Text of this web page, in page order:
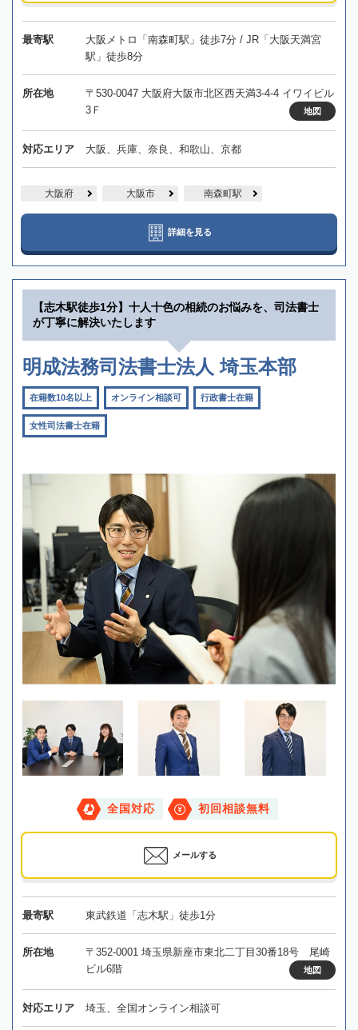
最寄駅
大阪メトロ「南森町駅」徒歩7分 / JR「大阪天満宮
駅」徒歩8分
所在地
〒530-0047 大阪府大阪市北区西天満3-4-4 イワイビル
3Ｆ
地図
対応エリア 大阪、兵庫、奈良、和歌山、京都
大阪府 大阪市 南森町駅
詳細を見る
【志木駅徒歩1分】十人十色の相続のお悩みを、司法書士
が丁寧に解決いたします
明成法務司法書士法人 埼玉本部
在籍数10名以上 オンライン相談可 行政書士在籍
女性司法書士在籍
全国対応 初回相談無料
メールする
最寄駅 東武鉄道「志木駅」徒歩1分
所在地
〒352-0001 埼玉県新座市東北二丁目30番18号 尾崎
ビル6階
地図
対応エリア 埼玉、全国オンライン相談可